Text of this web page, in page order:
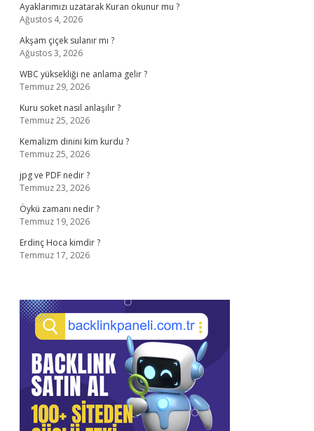
Ayaklarımızı uzatarak Kuran okunur mu ?
Ağustos 4, 2026
Akşam çiçek sulanır mı ?
Ağustos 3, 2026
WBC yüksekliği ne anlama gelir ?
Temmuz 29, 2026
Kuru soket nasıl anlaşılır ?
Temmuz 25, 2026
Kemalizm dinini kim kurdu ?
Temmuz 25, 2026
jpg ve PDF nedir ?
Temmuz 23, 2026
Öykü zamanı nedir ?
Temmuz 19, 2026
Erdinç Hoca kimdir ?
Temmuz 17, 2026